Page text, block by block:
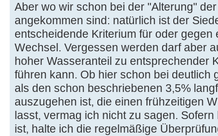
Aber wo wir schon bei der "Alterung"
angekommen sind: natürlich ist der
entscheidende Kriterium für oder gegen
Wechsel. Vergessen werden darf aber
hoher Wasseranteil zu entsprechender
führen kann. Ob hier schon bei deutlich
als den schon beschriebenen 3,5%
auszugehen ist, die einen frühzeitigen
lasst, vermag ich nicht zu sagen.
ist, halte ich die regelmäßige